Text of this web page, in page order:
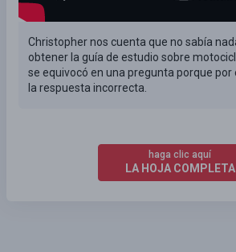
Christopher nos cuenta que no sabía
obtener la guía de estudio sobre
se equivocó en una pregunta porque por
la respuesta incorrecta.
haga clic aquí
LA HOJA COMPLETA